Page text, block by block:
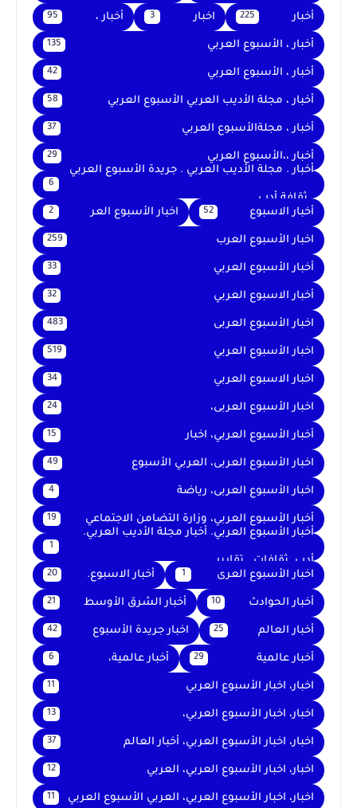
أخبار 225 اخبار 3 أخبار ، 95
أخبار ، الأسبوع العربي 135
أخبار ، الأسبوع العربي 42
أخبار ، مجلة الأديب العربي الأسبوع العربي 58
أخبار ، مجلةالأسبوع العربي 37
أخبار ،،الأسبوع العربي 29
أخبار . مجلة الأديب العربي . جريدة الأسبوع العربي
. ثقافة أدب
6
أخبار الاسبوع 52 اخبار الأسبوع العر 2
اخبار الأسبوع العرب 259
أخبار الأسبوع العربي 33
أخبار الاسبوع العربي 32
اخبار الأسبوع العربى 483
اخبار الأسبوع العربي 519
اخبار الاسبوع العربي 34
اخبار الأسبوع العربى، 24
أخبار الأسبوع العربي، اخبار 15
اخبار الأسبوع العربى، العربي الأسبوع 49
اخبار الأسبوع العربى، رياضة 4
أخبار الأسبوع العربي، وزارة التضامن الاجتماعي 19
أخبار الأسبوع العربي. أخبار مجلة الأديب العربي.
أدب. ثقافات . تقارير .
1
اخبار الأسبوع العرى 1 أخبار الاسبوع. 20
أخبار الحوادث 10 أخبار الشرق الأوسط 21
أخبار العالم 25 اخبار جريدة الأسبوع 42
أخبار عالمية 29 أخبار عالمية، 6
اخبار، اخبار الأسبوع العربي 11
اخبار، اخبار الأسبوع العربي، 13
اخبار، اخبار الأسبوع العربي، أخبار العالم 37
اخبار، اخبار الأسبوع العربي، العربي 12
اخبار، اخبار الأسبوع العربي، العربي الأسبوع العربي 11